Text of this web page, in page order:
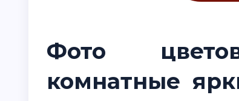
Фото
комнатные